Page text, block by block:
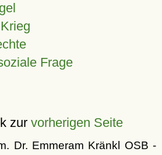
Frage
zurvorherigen Seite
Dr. Emmeram Kränkl OSB -